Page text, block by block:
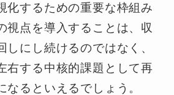
化するための重要な枠組み
視点を導入することは、収
しにし続けるのではなく、
右する中核的課題として再
なるといえるでしょう。